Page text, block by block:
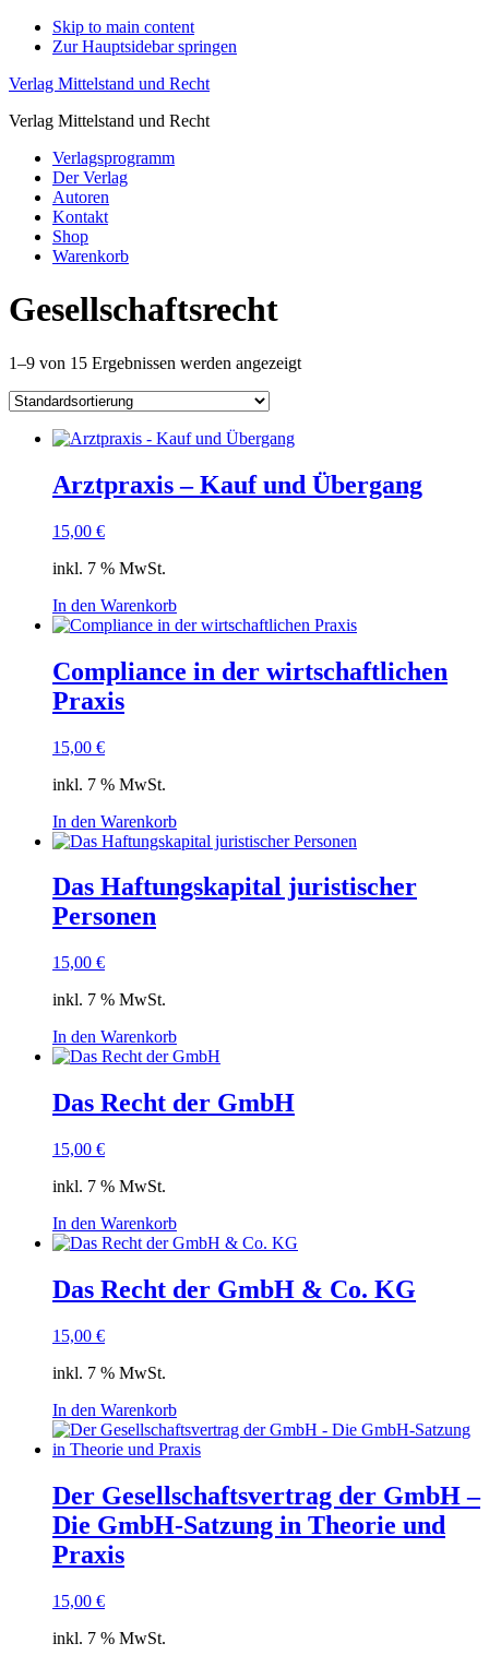
Skip to main content
Zur Hauptsidebar springen
Verlag Mittelstand und Recht
Verlag Mittelstand und Recht
Verlagsprogramm
Der Verlag
Autoren
Kontakt
Shop
Warenkorb
Gesellschaftsrecht
1–9 von 15 Ergebnissen werden angezeigt
Arztpraxis – Kauf und Übergang
15,00 €
inkl. 7 % MwSt.
In den Warenkorb
Compliance in der wirtschaftlichen
Praxis
15,00 €
inkl. 7 % MwSt.
In den Warenkorb
Das Haftungskapital juristischer
Personen
15,00 €
inkl. 7 % MwSt.
In den Warenkorb
Das Recht der GmbH
15,00 €
inkl. 7 % MwSt.
In den Warenkorb
Das Recht der GmbH & Co. KG
15,00 €
inkl. 7 % MwSt.
In den Warenkorb
Der Gesellschaftsvertrag der GmbH –
Die GmbH-Satzung in Theorie und
Praxis
15,00 €
inkl. 7 % MwSt.